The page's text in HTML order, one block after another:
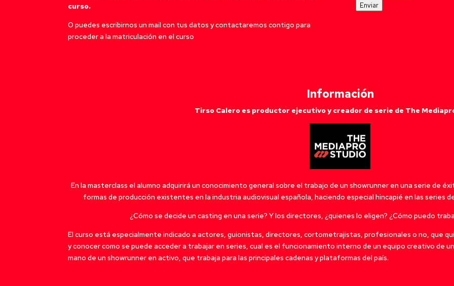
curso.
O puedes escribirnos un mail con tus datos y contactaremos contigo para
proceder a la matriculación en el curso
Enviar
Información
Tirso Calero es productor ejecutivo y creador de serie de The
En la masterclass el alumno adquirirá un conocimiento general sobre el trabajo de un showrunner en una serie de
formas de producción existentes en la industria audiovisual española, haciendo especial hincapié en las series
¿Cómo se decide un casting en una serie? Y los directores, ¿quienes lo eligen? ¿Cómo puedo
El curso está especialmente indicado a actores, guionistas, directores, cortometrajistas, profesionales o no, que
y conocer como se puede acceder a trabajar en series, cual es el funcionamiento interno de un equipo creativo de
mano de un showrunner en activo, que trabaja para las principales cadenas y plataformas del país.